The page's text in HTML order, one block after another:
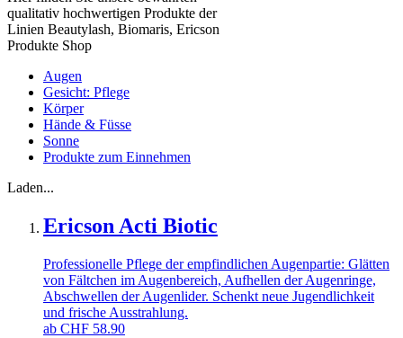
qualitativ hochwertigen Produkte der
Linien Beautylash, Biomaris, Ericson
Produkte Shop
Augen
Gesicht: Pflege
Körper
Hände & Füsse
Sonne
Produkte zum Einnehmen
Laden...
Ericson Acti Biotic
Professionelle Pflege der empfindlichen Augenpartie: Glätten
von Fältchen im Augenbereich, Aufhellen der Augenringe,
Abschwellen der Augenlider. Schenkt neue Jugendlichkeit
und frische Ausstrahlung.
ab CHF 58.90